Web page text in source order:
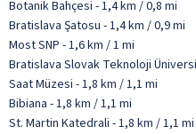
Botanik Bahçesi - 1,4 km / 0,8 mi
Bratislava Şatosu - 1,4 km / 0,9 mi
Most SNP - 1,6 km / 1 mi
Bratislava Slovak Teknoloji
Saat Müzesi - 1,8 km / 1,1 mi
Bibiana - 1,8 km / 1,1 mi
St. Martin Katedrali - 1,8 km / 1,1 mi